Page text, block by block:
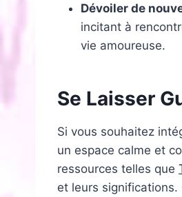
Dévoiler de
incitant à
vie amoureuse.
Se Laisser
Si vous souhaitez
un espace calme et
ressources telles que
et leurs significations.